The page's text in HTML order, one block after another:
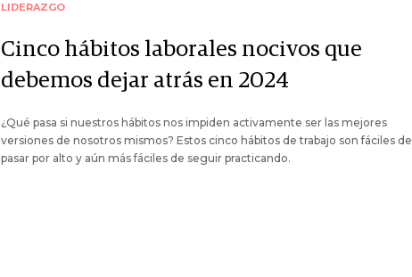
LIDERAZGO
Cinco hábitos laborales nocivos que
debemos dejar atrás en 2024
¿Qué pasa si nuestros hábitos nos impiden activamente ser las mejores
versiones de nosotros mismos? Estos cinco hábitos de trabajo son fáciles de
pasar por alto y aún más fáciles de seguir practicando.